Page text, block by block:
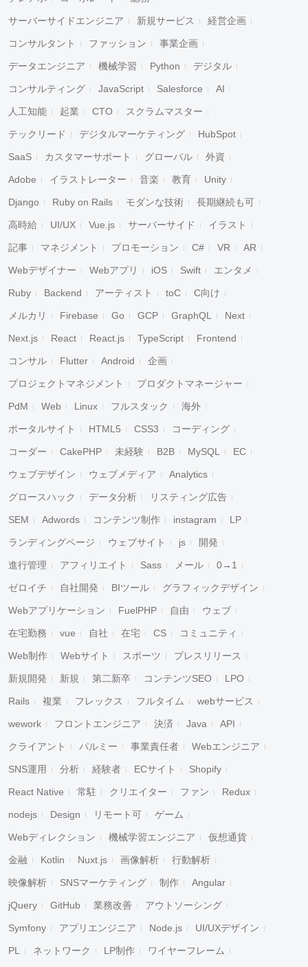
サーバーサイドエンジニア 新規サービス 経営企画
コンサルタント ファッション 事業企画
データエンジニア 機械学習 Python デジタル
コンサルティング JavaScript Salesforce AI
人工知能 起業 CTO スクラムマスター
テックリード デジタルマーケティング HubSpot
SaaS カスタマーサポート グローバル 外資
Adobe イラストレーター 音楽 教育 Unity
Django Ruby on Rails モダンな技術 長期継続も可
高時給 UI/UX Vue.js サーバーサイド イラスト
記事 マネジメント プロモーション C# VR AR
Webデザイナー Webアプリ iOS Swift エンタメ
Ruby Backend アーティスト toC C向け
メルカリ Firebase Go GCP GraphQL Next
Next.js React React.js TypeScript Frontend
コンサル Flutter Android 企画
プロジェクトマネジメント プロダクトマネージャー
PdM Web Linux フルスタック 海外
ポータルサイト HTML5 CSS3 コーディング
コーダー CakePHP 未経験 B2B MySQL EC
ウェブデザイン ウェブメディア Analytics
グロースハック データ分析 リスティング広告
SEM Adwords コンテンツ制作 instagram LP
ランディングページ ウェブサイト js 開発
進行管理 アフィリエイト Sass メール 0→1
ゼロイチ 自社開発 BIツール グラフィックデザイン
Webアプリケーション FuelPHP 自由 ウェブ
在宅勤務 vue 自社 在宅 CS コミュニティ
Web制作 Webサイト スポーツ プレスリリース
新規開発 新規 第二新卒 コンテンツSEO LPO
Rails 複業 フレックス フルタイム webサービス
wework フロントエンジニア 決済 Java API
クライアント パルミー 事業責任者 Webエンジニア
SNS運用 分析 経験者 ECサイト Shopify
React Native 常駐 クリエイター ファン Redux
nodejs Design リモート可 ゲーム
Webディレクション 機械学習エンジニア 仮想通貨
金融 Kotlin Nuxt.js 画像解析 行動解析
映像解析 SNSマーケティング 制作 Angular
jQuery GitHub 業務改善 アウトソーシング
Symfony アプリエンジニア Node.js UI/UXデザイン
PL ネットワーク LP制作 ワイヤーフレーム